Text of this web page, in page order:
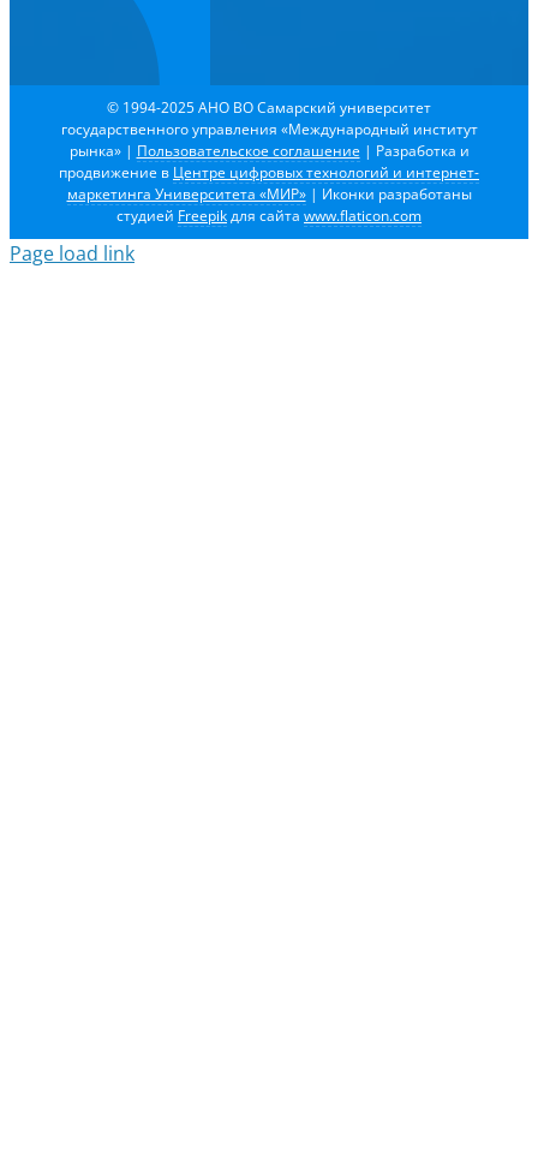
© 1994-2025 АНО ВО Самарский университет
государственного управления «Международный институт
рынка» | Пользовательское соглашение | Разработка и
продвижение в Центре цифровых технологий и интернет-
маркетинга Университета «МИР»| Иконки разработаны
студией Freepikдля сайта www.flaticon.com
Page load link